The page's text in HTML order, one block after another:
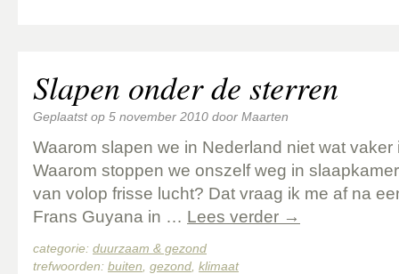
Slapen onder de sterren
Geplaatst op 5 november 2010 door Maarten
Waarom slapen we in Nederland niet wat
Waarom stoppen we onszelf weg in
van volop frisse lucht? Dat vraag ik me af na
Frans Guyana in … Lees verder →
categorie: duurzaam & gezond
trefwoorden: buiten gezond klimaat